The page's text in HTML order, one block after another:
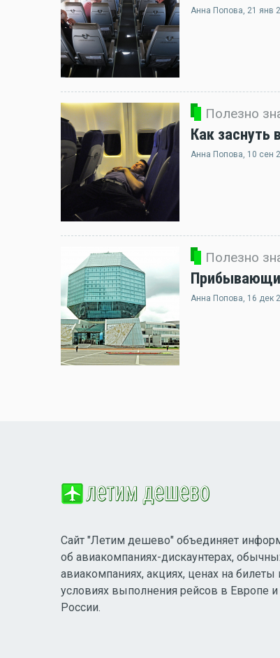
Анна Попова, 21 янв
Полезно
Как заснуть
Анна Попова, 10 сен
Полезно
Анна Попова, 16 дек
Сайт "Летим дешево" объединяет
об авиакомпаниях-дискаунтерах,
авиакомпаниях, акциях, ценах на билеты
условиях выполнения рейсов в Европе и
России.